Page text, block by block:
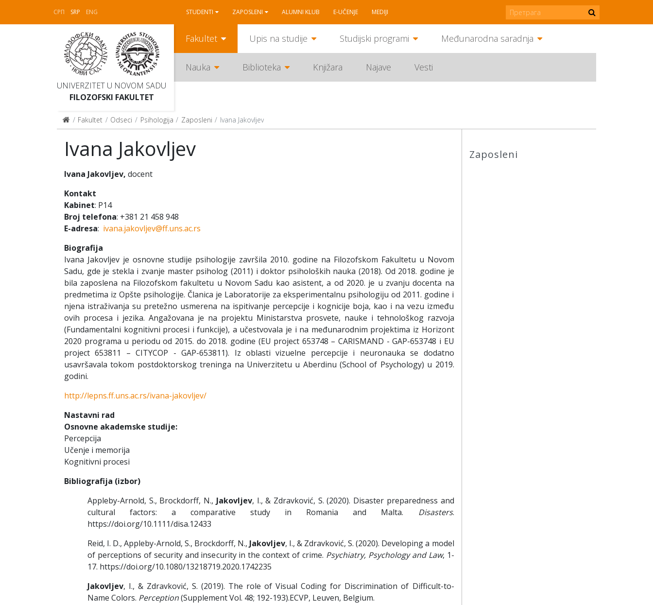
СРП SRP ENG STUDENTI ZAPOSLENI ALUMNI KLUB E-UČENJE MEDIJI
UNIVERZITET U NOVOM SADU
FILOZOFSKI FAKULTET
Fakultet Upis na studije Studijski programi Međunarodna saradnja
Nauka Biblioteka Knjižara Najave Vesti
Fakultet Odseci Psihologija Zaposleni Ivana Jakovljev
Zaposleni
Ivana Jakovljev
Ivana Jakovljev, docent
Kontakt
Kabinet: P14
Broj telefona: +381 21 458 948
E-adresa: ivana.jakovljev@ff.uns.ac.rs
Biografija
Ivana Jakovljev je osnovne studije psihologije završila 2010. godine na Filozofskom Fakultetu u Novom
Sadu, gde je stekla i zvanje master psiholog (2011) i doktor psiholoških nauka (2018). Od 2018. godine je
bila zaposlena na Filozofskom fakultetu u Novom Sadu kao asistent, a od 2020. je u zvanju docenta na
predmetima iz Opšte psihologije. Članica je Laboratorije za eksperimentalnu psihologiju od 2011. godine i
njena istraživanja su pretežno usmerena na ispitivanje percepcije i kognicije boja, kao i na vezu između
ovih procesa i jezika. Angažovana je na projektu Ministarstva prosvete, nauke i tehnološkog razvoja
(Fundamentalni kognitivni procesi i funkcije), a učestvovala je i na međunarodnim projektima iz Horizont
2020 programa u periodu od 2015. do 2018. godine (EU project 653748 – CARISMAND - GAP-653748 i EU
project 653811 – CITYCOP - GAP-653811). Iz oblasti vizuelne percepcije i neuronauka se dodatno
usavršavala tokom postdoktorskog treninga na Univerzitetu u Aberdinu (School of Psychology) u 2019.
godini.
http://lepns.ff.uns.ac.rs/ivana-jakovljev/
Nastavni rad
Osnovne akademske studije:
Percepcija
Učenje i memorija
Kognitivni procesi
Bibliografija (izbor)
Appleby-Arnold, S., Brockdorff, N., Jakovljev, I., & Zdravković, S. (2020). Disaster preparedness and
cultural factors: a comparative study in Romania and Malta. Disasters.
https://doi.org/10.1111/disa.12433
Reid, I. D., Appleby-Arnold, S., Brockdorff, N., Jakovljev, I., & Zdravković, S. (2020). Developing a model
of perceptions of security and insecurity in the context of crime. Psychiatry, Psychology and Law, 1-
17. https://doi.org/10.1080/13218719.2020.1742235
Jakovljev, I., & Zdravković, S. (2019). The role of Visual Coding for Discrimination of Difficult-to-
Name Colors. Perception(Supplement Vol. 48; 192-193).ECVP, Leuven, Belgium.